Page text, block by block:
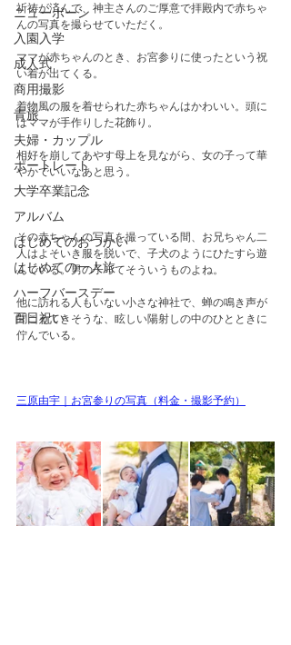
ニューボーン
入園入学
成人式
商用撮影
青旅
夫婦・カップル
ポートレート
大学卒業記念
アルバム
はじめてのおつかい
はじめての一人旅
ハーフバースデー
百日祝い
祈祷が済んで、神主さんのご厚意で拝殿内で赤ちゃ
んの写真を撮らせていただく。
ママが赤ちゃんのとき、お宮参りに使ったという祝
い着が出てくる。
着物風の服を着せられた赤ちゃんはかわいい。頭に
はママが手作りした花飾り。
相好を崩してあやす母上を見ながら、女の子って華
やかでいいなあと思う。
その赤ちゃんの写真を撮っている間、お兄ちゃん二
人はよそいき服を脱いで、子犬のようにひたすら遊
んでいる。男の子ってそういうものよね。
他に訪れる人もいない小さな神社で、蝉の鳴き声が
聞こえてきそうな、眩しい陽射しの中のひとときに
佇んでいる。
三原由宇｜お宮参りの写真（料金・撮影予約）